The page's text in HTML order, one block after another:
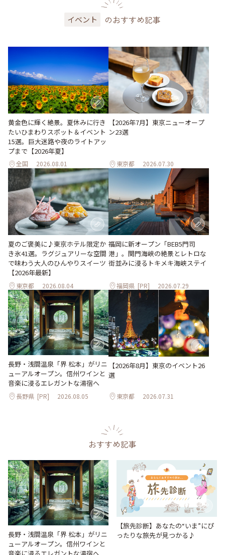
イベント のおすすめ記事
黄金色に輝く絶景。夏休みに行き
たいひまわりスポット＆イベント
15選。巨大迷路や夜のライトアッ
プまで【2026年夏】
全国 2026.08.01
【2026年7月】東京ニューオープ
ン23選
東京都 2026.07.30
夏のご褒美に♪東京ホテル限定か
き氷41選。ラグジュアリーな空間
で味わう大人のひんやりスイーツ
【2026年最新】
東京都 2026.08.04
福岡に新オープン「BEB5門司
港」。関門海峡の絶景とレトロな
街並みに浸るトキメキ海峡ステイ
福岡県 [PR] 2026.07.29
長野・浅間温泉「界 松本」がリニ
ューアルオープン。信州ワインと
音楽に浸るエレガントな湯宿へ
長野県 [PR] 2026.08.05
【2026年8月】東京のイベント26
選
東京都 2026.07.31
おすすめ記事
長野・浅間温泉「界 松本」がリニ
ューアルオープン。信州ワインと
【旅先診断】あなたの“いま”にぴ
ったりな旅先が見つかる♪